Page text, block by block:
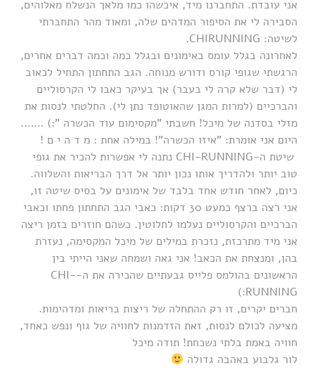
אני עובדת. התחברנו מיד, איכשהו כמו מלאך הנשלח מאלוהים,
הסבירה לי את הסיפור המדהים שלה, ומאוד מהר התחברתי
לשיטה: CHIRUNNING.
לאחרונה בגלל עומס באימונים ובגלל כמה וכמה דברים אחרים,
הרגשתי שגופי קורס ודורש מנוחה. הגב התחתון התחיל לכאוב
לי (דבר שלא קרה לי בעבר) אך בעיקר כאבו לי הקרסוליים
והברכיים (למרות המגן שהאוטופד נתן לי). החלטתי לנסות את
מזלי בסדנה של מיכל! חשבתי "מקסימום עוד הכשרה ":) …….
היום אני אומרת: "איזו הכשרה"! במילה אחת : מ ד ה י ם !
שיטת ה-CHI-RUNNING נתנה לי אפשרות להכיר את גופי
טוב יותר ולהדריך אותו נכון יותר אל דרך הבריאות והשלווה.
כיום, לאחר חודש אחד בלבד של אימונים על בסיס שיטה זו,
אני רצה ברצף כמעט 30 דקות: כאבי הגב התחתון פחתו וכאבי
הברכיים והקרסוליים נעלמו לחלוטין. כשהם חוזרים בזמן ריצה
אני מיד מתרכזת, נזכרת במילים של מיכל המקסימה, נעזרת
בהן, ומנצחת את הכאב! אני גאה ושמחה שאני הייתי בין
הראשונים בהולמס פלייס גבעתיים שהכירה את ה-CHI-
RUNNING:)
חברים יקרים, זו רק ההתחלה של ריצות בריאות ומדהימות.
מציעה לכולם לנסות, זאת הזדמנות לחוויה של גוף ונפש כאחד,
חוויה באמת בלתי נשכחת! תודה מיכל
לור גלבוע באהבה גדולה